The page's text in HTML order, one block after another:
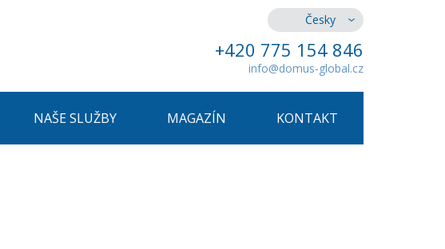
Česky
+420 775 154 846
info@domus-global.cz
NAŠE SLUŽBY MAGAZÍN KONTAKT